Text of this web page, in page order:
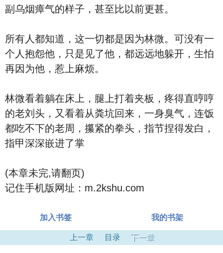
副乌烟瘴气的样子，甚至比以前更甚。
所有人都知道，这一切都是因为林微。可没有一
个人抱怨他，只是见了他，都远远地躲开，生怕
再因为他，惹上麻烦。
林微看着躺在床上，腿上打着夹板，疼得直哼哼
的老刘头，又看着从粪坑回来，一身臭气，连饭
都吃不下的老周，攥紧的拳头，指节捏得发白，
指甲深深嵌进了掌
(本章未完,请翻页)
记住手机版网址：m.2kshu.com
加入书签 我的书架
上一章 目录 下一章